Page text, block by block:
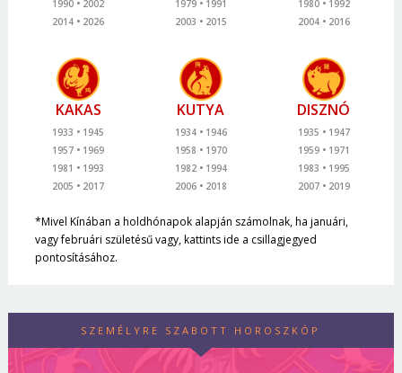
1990
2002
2014
2026
1979
1991
2003
2015
1980
1992
2004
2016
KAKAS
1933
1945
1957
1969
1981
1993
2005
2017
KUTYA
1934
1946
1958
1970
1982
1994
2006
2018
DISZNÓ
1935
1947
1959
1971
1983
1995
2007
2019
*Mivel Kínában a holdhónapok alapján számolnak, ha januári,
vagy februári születésű vagy, kattints ide a csillagjegyed
pontosításához.
SZEMÉLYRE SZABOTT HOROSZKÓP